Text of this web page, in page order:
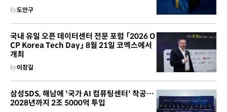
by도안구
국내 유일 오픈 데이터센터 전문 포럼 「2026 O
CP Korea Tech Day」 8월 21일 코엑스에서
개최
by이창길
삼성SDS, 해남에 '국가 AI 컴퓨팅센터' 착공…
2028년까지 2조 5000억 투입